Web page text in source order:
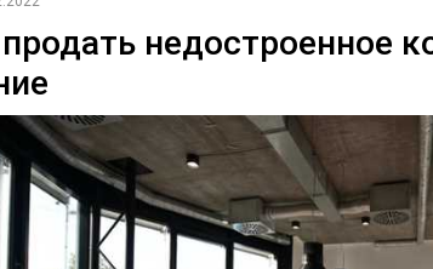
недостроенное